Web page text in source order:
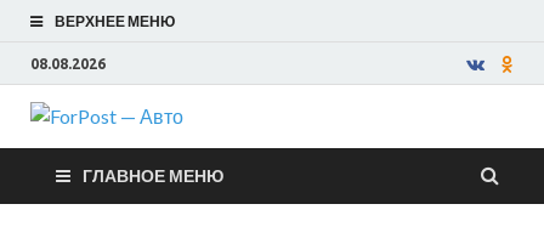
ВЕРХНЕЕ МЕНЮ
08.08.2026
ForPost —
Авто
ГЛАВНОЕ МЕНЮ